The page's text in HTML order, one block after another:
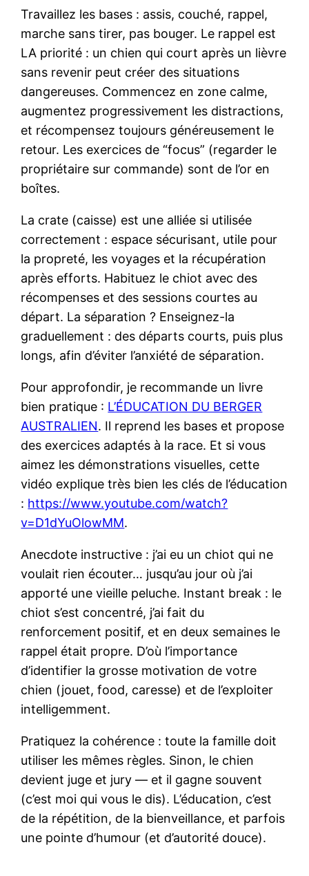
Travaillez les bases : assis, couché, rappel,
marche sans tirer, pas bouger. Le rappel est
LA priorité : un chien qui court après un lièvre
sans revenir peut créer des situations
dangereuses. Commencez en zone calme,
augmentez progressivement les distractions,
et récompensez toujours généreusement le
retour. Les exercices de “focus” (regarder le
propriétaire sur commande) sont de l’or en
boîtes.
La crate (caisse) est une alliée si utilisée
correctement : espace sécurisant, utile pour
la propreté, les voyages et la récupération
après efforts. Habituez le chiot avec des
récompenses et des sessions courtes au
départ. La séparation ? Enseignez-la
graduellement : des départs courts, puis plus
longs, afin d’éviter l’anxiété de séparation.
Pour approfondir, je recommande un livre
bien pratique : L’ÉDUCATION DU BERGER
AUSTRALIEN. Il reprend les bases et propose
des exercices adaptés à la race. Et si vous
aimez les démonstrations visuelles, cette
vidéo explique très bien les clés de l’éducation
: https://www.youtube.com/watch?
v=D1dYuOlowMM.
Anecdote instructive : j’ai eu un chiot qui ne
voulait rien écouter… jusqu’au jour où j’ai
apporté une vieille peluche. Instant break : le
chiot s’est concentré, j’ai fait du
renforcement positif, et en deux semaines le
rappel était propre. D’où l’importance
d’identifier la grosse motivation de votre
chien (jouet, food, caresse) et de l’exploiter
intelligemment.
Pratiquez la cohérence : toute la famille doit
utiliser les mêmes règles. Sinon, le chien
devient juge et jury — et il gagne souvent
(c’est moi qui vous le dis). L’éducation, c’est
de la répétition, de la bienveillance, et parfois
une pointe d’humour (et d’autorité douce).